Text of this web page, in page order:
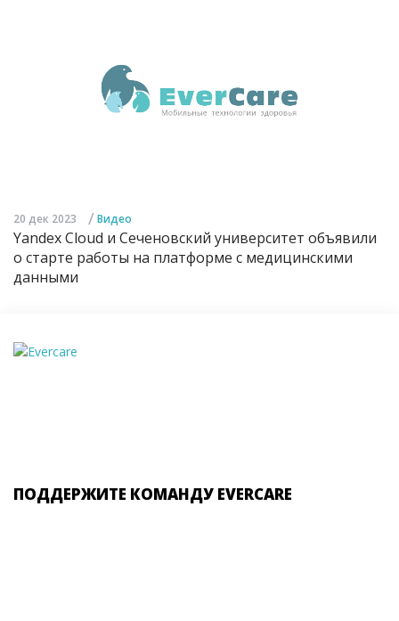
20 дек 2023 / Видео
Yandex Cloud и Сеченовский университет объявили
о старте работы на платформе с медицинскими
данными
ПОДДЕРЖИТЕ КОМАНДУ EVERCARE